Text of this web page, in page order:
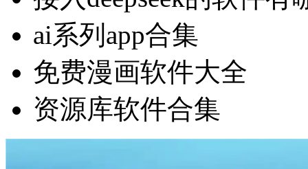
ai系列app合集
免费漫画软件大全
资源库软件合集